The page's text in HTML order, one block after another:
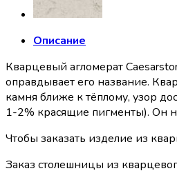
Описание
Кварцевый агломерат
оправдывает его название.
камня ближе к тёплому, узор
1-2% красящие пигменты). Он
Чтобы заказать изделие из
Заказ столешницы из